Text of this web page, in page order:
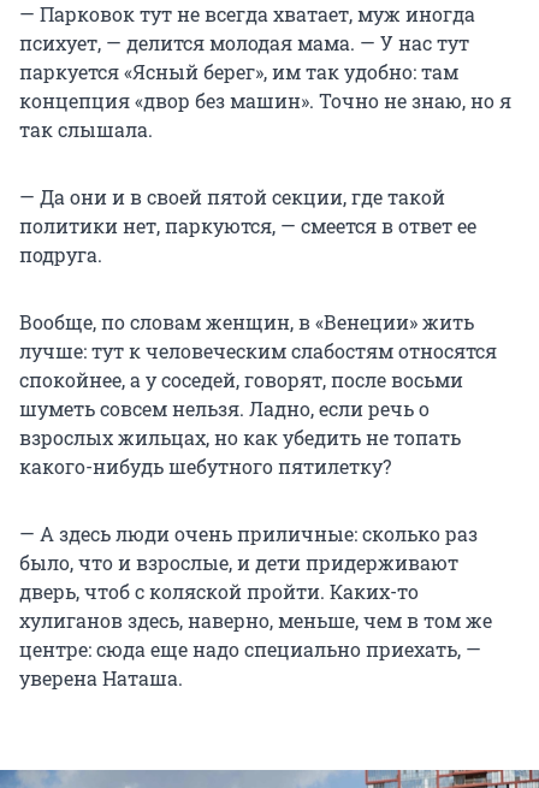
— Парковок тут не всегда хватает, муж иногда
психует, — делится молодая мама. — У нас тут
паркуется «Ясный берег», им так удобно: там
концепция «двор без машин». Точно не знаю, но я
так слышала.
— Да они и в своей пятой секции, где такой
политики нет, паркуются, — смеется в ответ ее
подруга.
Вообще, по словам женщин, в «Венеции» жить
лучше: тут к человеческим слабостям относятся
спокойнее, а у соседей, говорят, после восьми
шуметь совсем нельзя. Ладно, если речь о
взрослых жильцах, но как убедить не топать
какого-нибудь шебутного пятилетку?
— А здесь люди очень приличные: сколько раз
было, что и взрослые, и дети придерживают
дверь, чтоб с коляской пройти. Каких-то
хулиганов здесь, наверно, меньше, чем в том же
центре: сюда еще надо специально приехать, —
уверена Наташа.